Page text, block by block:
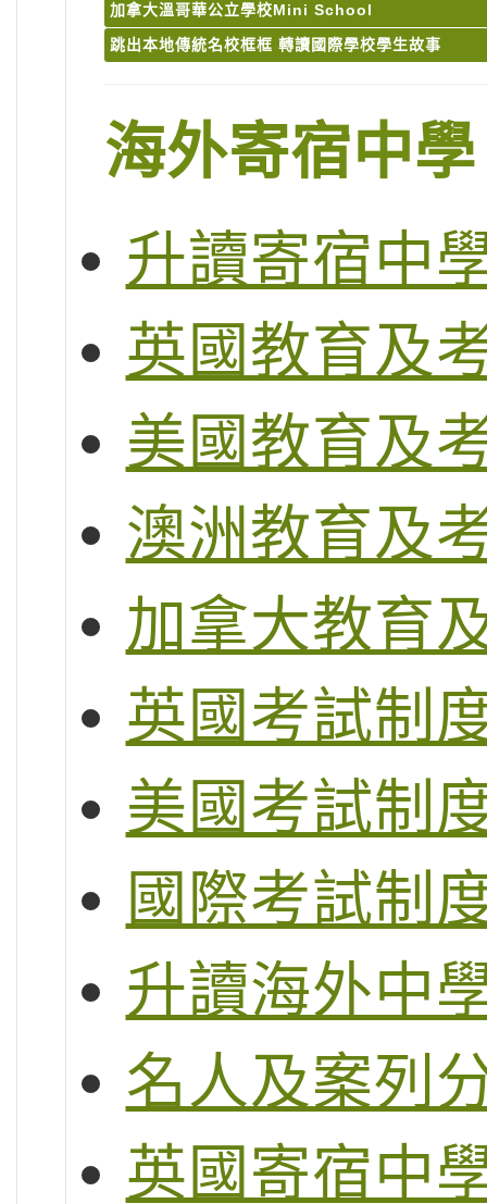
加拿大溫哥華公立學校Mini School
跳出本地傳統名校框框 轉讀國際學校學生故事
海外寄宿中學
升讀寄宿中
英國教育及
美國教育及
澳洲教育及
加拿大教育
英國考試制
美國考試制
國際考試制
升讀海外中
名人及案列
英國寄宿中